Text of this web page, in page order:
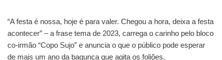
“A festa é nossa, hoje é para valer. Chegou a hora, deixa a festa
acontecer” – a frase tema de 2023, carrega o carinho pelo bloco
co-irmão “Copo Sujo” e anuncia o que o público pode esperar
de mais um ano da bagunça que agita os foliões.